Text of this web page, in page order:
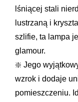
lśniącej stali
lustrzaną i
szlifie, ta lampa
glamour.
❇️ Jego
wzrok i dodaje
pomieszczeniu.